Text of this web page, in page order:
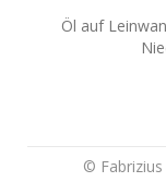
Öl auf
© Fabrizius